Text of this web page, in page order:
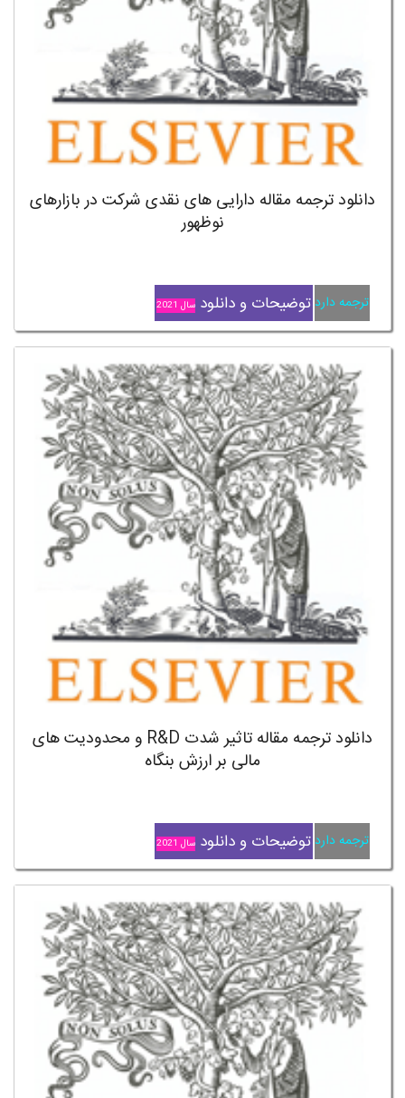
دانلود ترجمه مقاله دارایی های نقدی شرکت در بازارهای
نوظهور
ترجمه دارد توضیحات و دانلود سال 2021
دانلود ترجمه مقاله تاثیر شدت R&D و محدودیت های
مالی بر ارزش بنگاه
ترجمه دارد توضیحات و دانلود سال 2021